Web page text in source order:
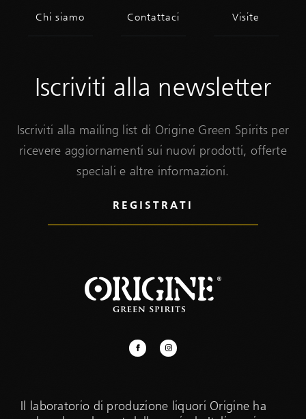
Iscriviti alla newsletter
Iscriviti alla mailing list di Origine Green Spirits per
ricevere aggiornamenti sui nuovi prodotti, offerte
speciali e altre informazioni.
Il laboratorio di produzione liquori Origine ha